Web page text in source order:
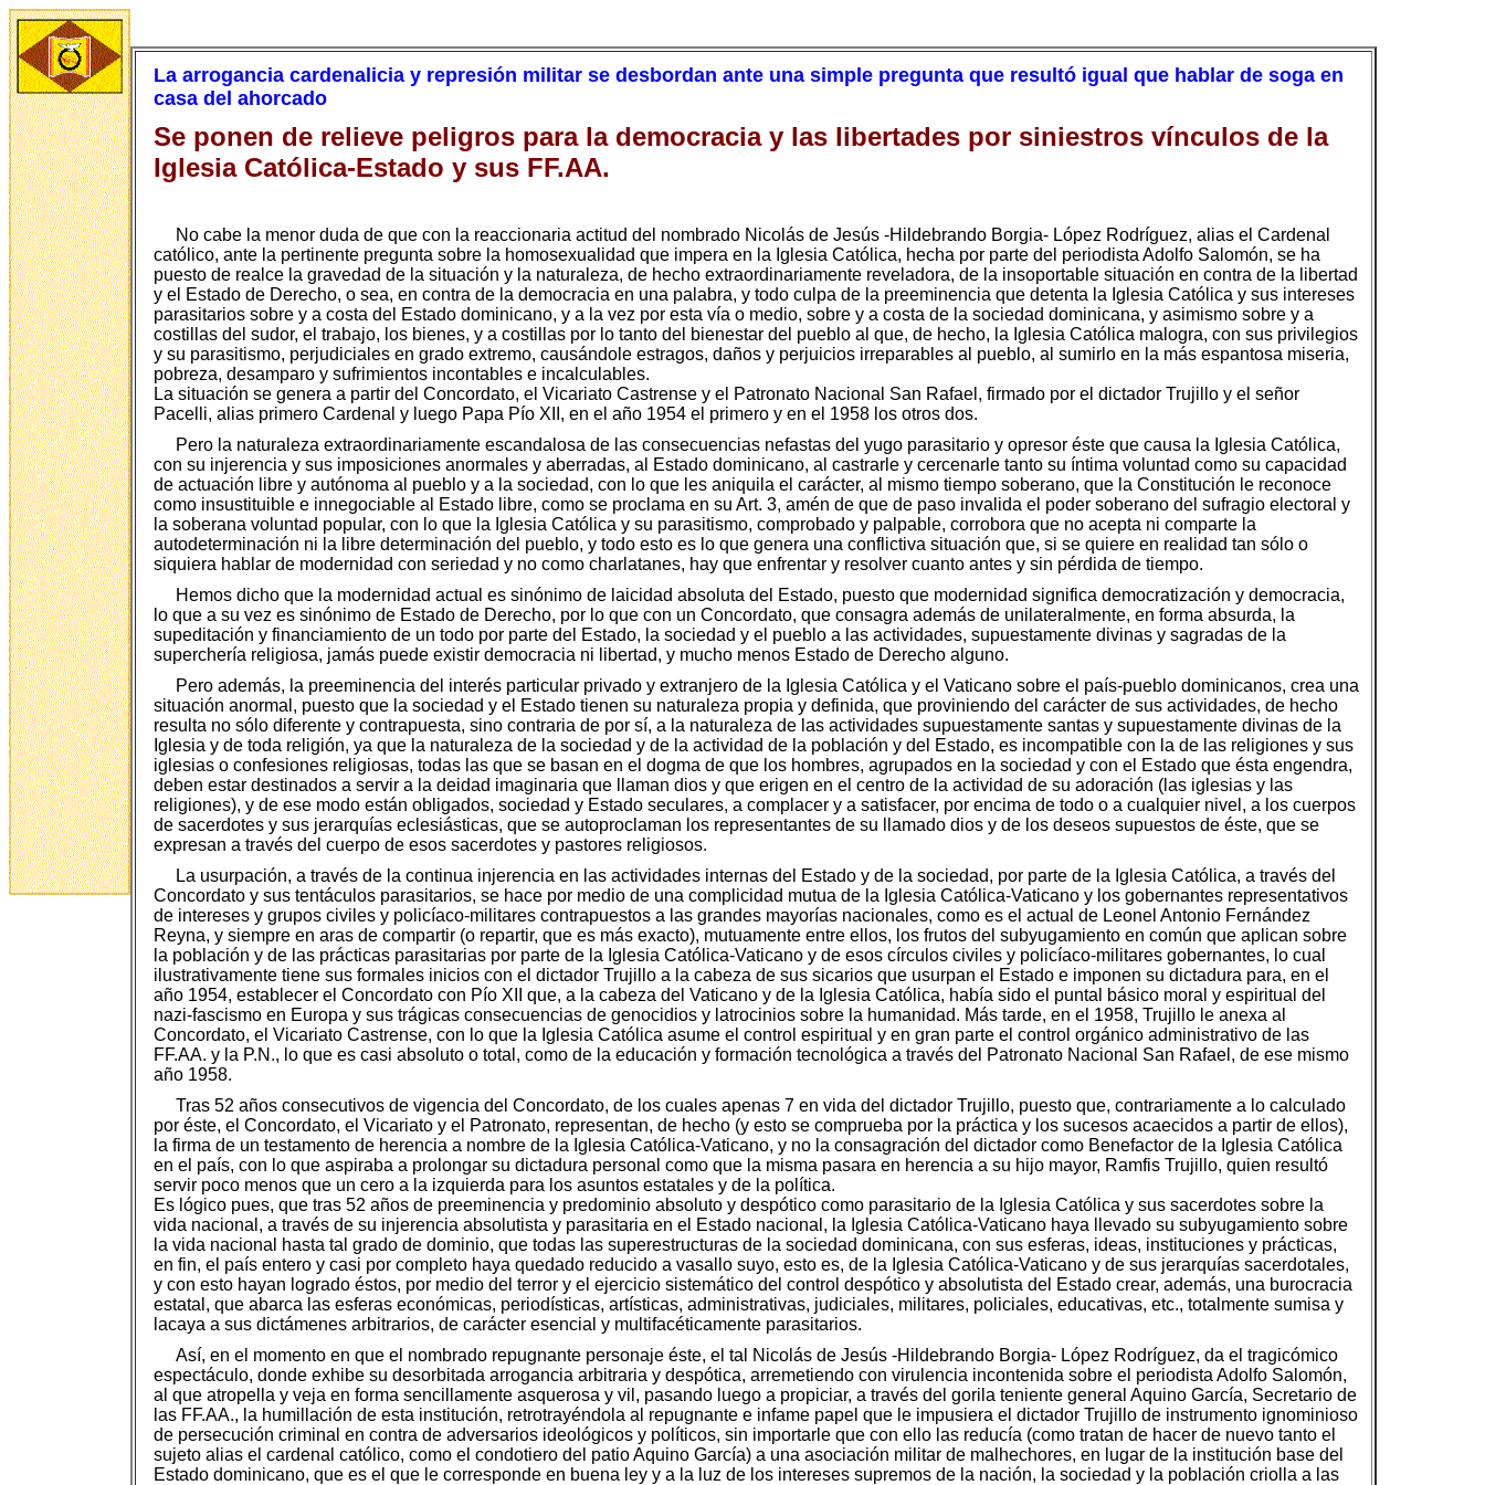
La arrogancia cardenalicia y represión militar se desbordan ante una simple pregunta que resultó igual que hablar de soga en
casa del ahorcado
Se ponen de relieve peligros para la democracia y las libertades por siniestros vínculos de la
Iglesia Católica-Estado y sus FF.AA.
No cabe la menor duda de que con la reaccionaria actitud del nombrado Nicolás de Jesús -Hildebrando Borgia- López Rodríguez, alias el Cardenal
católico, ante la pertinente pregunta sobre la homosexualidad que impera en la Iglesia Católica, hecha por parte del periodista Adolfo Salomón, se ha
puesto de realce la gravedad de la situación y la naturaleza, de hecho extraordinariamente reveladora, de la insoportable situación en contra de la libertad
y el Estado de Derecho, o sea, en contra de la democracia en una palabra, y todo culpa de la preeminencia que detenta la Iglesia Católica y sus intereses
parasitarios sobre y a costa del Estado dominicano, y a la vez por esta vía o medio, sobre y a costa de la sociedad dominicana, y asimismo sobre y a
costillas del sudor, el trabajo, los bienes, y a costillas por lo tanto del bienestar del pueblo al que, de hecho, la Iglesia Católica malogra, con sus privilegios
y su parasitismo, perjudiciales en grado extremo, causándole estragos, daños y perjuicios irreparables al pueblo, al sumirlo en la más espantosa miseria,
pobreza, desamparo y sufrimientos incontables e incalculables.
La situación se genera a partir del Concordato, el Vicariato Castrense y el Patronato Nacional San Rafael, firmado por el dictador Trujillo y el señor
Pacelli, alias primero Cardenal y luego Papa Pío XII, en el año 1954 el primero y en el 1958 los otros dos.
Pero la naturaleza extraordinariamente escandalosa de las consecuencias nefastas del yugo parasitario y opresor éste que causa la Iglesia Católica,
con su injerencia y sus imposiciones anormales y aberradas, al Estado dominicano, al castrarle y cercenarle tanto su íntima voluntad como su capacidad
de actuación libre y autónoma al pueblo y a la sociedad, con lo que les aniquila el carácter, al mismo tiempo soberano, que la Constitución le reconoce
como insustituible e innegociable al Estado libre, como se proclama en su Art. 3, amén de que de paso invalida el poder soberano del sufragio electoral y
la soberana voluntad popular, con lo que la Iglesia Católica y su parasitismo, comprobado y palpable, corrobora que no acepta ni comparte la
autodeterminación ni la libre determinación del pueblo, y todo esto es lo que genera una conflictiva situación que, si se quiere en realidad tan sólo o
siquiera hablar de modernidad con seriedad y no como charlatanes, hay que enfrentar y resolver cuanto antes y sin pérdida de tiempo.
Hemos dicho que la modernidad actual es sinónimo de laicidad absoluta del Estado, puesto que modernidad significa democratización y democracia,
lo que a su vez es sinónimo de Estado de Derecho, por lo que con un Concordato, que consagra además de unilateralmente, en forma absurda, la
supeditación y financiamiento de un todo por parte del Estado, la sociedad y el pueblo a las actividades, supuestamente divinas y sagradas de la
superchería religiosa, jamás puede existir democracia ni libertad, y mucho menos Estado de Derecho alguno.
Pero además, la preeminencia del interés particular privado y extranjero de la Iglesia Católica y el Vaticano sobre el país-pueblo dominicanos, crea una
situación anormal, puesto que la sociedad y el Estado tienen su naturaleza propia y definida, que proviniendo del carácter de sus actividades, de hecho
resulta no sólo diferente y contrapuesta, sino contraria de por sí, a la naturaleza de las actividades supuestamente santas y supuestamente divinas de la
Iglesia y de toda religión, ya que la naturaleza de la sociedad y de la actividad de la población y del Estado, es incompatible con la de las religiones y sus
iglesias o confesiones religiosas, todas las que se basan en el dogma de que los hombres, agrupados en la sociedad y con el Estado que ésta engendra,
deben estar destinados a servir a la deidad imaginaria que llaman dios y que erigen en el centro de la actividad de su adoración (las iglesias y las
religiones), y de ese modo están obligados, sociedad y Estado seculares, a complacer y a satisfacer, por encima de todo o a cualquier nivel, a los cuerpos
de sacerdotes y sus jerarquías eclesiásticas, que se autoproclaman los representantes de su llamado dios y de los deseos supuestos de éste, que se
expresan a través del cuerpo de esos sacerdotes y pastores religiosos.
La usurpación, a través de la continua injerencia en las actividades internas del Estado y de la sociedad, por parte de la Iglesia Católica, a través del
Concordato y sus tentáculos parasitarios, se hace por medio de una complicidad mutua de la Iglesia Católica-Vaticano y los gobernantes representativos
de intereses y grupos civiles y policíaco-militares contrapuestos a las grandes mayorías nacionales, como es el actual de Leonel Antonio Fernández
Reyna, y siempre en aras de compartir (o repartir, que es más exacto), mutuamente entre ellos, los frutos del subyugamiento en común que aplican sobre
la población y de las prácticas parasitarias por parte de la Iglesia Católica-Vaticano y de esos círculos civiles y policíaco-militares gobernantes, lo cual
ilustrativamente tiene sus formales inicios con el dictador Trujillo a la cabeza de sus sicarios que usurpan el Estado e imponen su dictadura para, en el
año 1954, establecer el Concordato con Pío XII que, a la cabeza del Vaticano y de la Iglesia Católica, había sido el puntal básico moral y espiritual del
nazi-fascismo en Europa y sus trágicas consecuencias de genocidios y latrocinios sobre la humanidad. Más tarde, en el 1958, Trujillo le anexa al
Concordato, el Vicariato Castrense, con lo que la Iglesia Católica asume el control espiritual y en gran parte el control orgánico administrativo de las
FF.AA. y la P.N., lo que es casi absoluto o total, como de la educación y formación tecnológica a través del Patronato Nacional San Rafael, de ese mismo
año 1958.
Tras 52 años consecutivos de vigencia del Concordato, de los cuales apenas 7 en vida del dictador Trujillo, puesto que, contrariamente a lo calculado
por éste, el Concordato, el Vicariato y el Patronato, representan, de hecho (y esto se comprueba por la práctica y los sucesos acaecidos a partir de ellos),
la firma de un testamento de herencia a nombre de la Iglesia Católica-Vaticano, y no la consagración del dictador como Benefactor de la Iglesia Católica
en el país, con lo que aspiraba a prolongar su dictadura personal como que la misma pasara en herencia a su hijo mayor, Ramfis Trujillo, quien resultó
servir poco menos que un cero a la izquierda para los asuntos estatales y de la política.
Es lógico pues, que tras 52 años de preeminencia y predominio absoluto y despótico como parasitario de la Iglesia Católica y sus sacerdotes sobre la
vida nacional, a través de su injerencia absolutista y parasitaria en el Estado nacional, la Iglesia Católica-Vaticano haya llevado su subyugamiento sobre
la vida nacional hasta tal grado de dominio, que todas las superestructuras de la sociedad dominicana, con sus esferas, ideas, instituciones y prácticas,
en fin, el país entero y casi por completo haya quedado reducido a vasallo suyo, esto es, de la Iglesia Católica-Vaticano y de sus jerarquías sacerdotales,
y con esto hayan logrado éstos, por medio del terror y el ejercicio sistemático del control despótico y absolutista del Estado crear, además, una burocracia
estatal, que abarca las esferas económicas, periodísticas, artísticas, administrativas, judiciales, militares, policiales, educativas, etc., totalmente sumisa y
lacaya a sus dictámenes arbitrarios, de carácter esencial y multifacéticamente parasitarios.
Así, en el momento en que el nombrado repugnante personaje éste, el tal Nicolás de Jesús -Hildebrando Borgia- López Rodríguez, da el tragicómico
espectáculo, donde exhibe su desorbitada arrogancia arbitraria y despótica, arremetiendo con virulencia incontenida sobre el periodista Adolfo Salomón,
al que atropella y veja en forma sencillamente asquerosa y vil, pasando luego a propiciar, a través del gorila teniente general Aquino García, Secretario de
las FF.AA., la humillación de esta institución, retrotrayéndola al repugnante e infame papel que le impusiera el dictador Trujillo de instrumento ignominioso
de persecución criminal en contra de adversarios ideológicos y políticos, sin importarle que con ello las reducía (como tratan de hacer de nuevo tanto el
sujeto alias el cardenal católico, como el condotiero del patio Aquino García) a una asociación militar de malhechores, en lugar de la institución base del
Estado dominicano, que es el que le corresponde en buena ley y a la luz de los intereses supremos de la nación, la sociedad y la población criolla a las